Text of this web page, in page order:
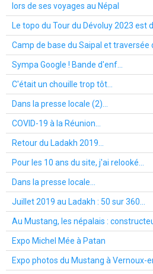
lors de ses voyages au Népal
Le topo du Tour du Dévoluy 2023 est
Camp de base du Saipal et traversée
Sympa Google ! Bande d'enf...
C'était un chouille trop tôt...
Dans la presse locale (2)...
COVID-19 à la Réunion...
Retour du Ladakh 2019...
Pour les 10 ans du site, j'ai relooké...
Dans la presse locale...
Juillet 2019 au Ladakh : 50 sur 360...
Au Mustang, les népalais :
Expo Michel Mée à Patan
Expo photos du Mustang à Vernoux-